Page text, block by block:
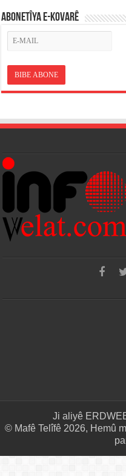
ABONETÎYA E-KOVARÊ
Ji aliyê
© Mafê Telîfê 2026, Hemû